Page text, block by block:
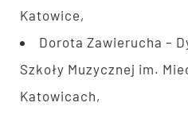
Katowice,
Dorota Zawierucha –
Szkoły Muzycznej im.
Katowicach,